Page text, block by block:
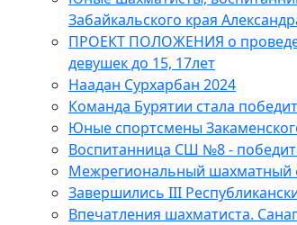
Забайкальского края
ПРОЕКТ ПОЛОЖЕНИЯ о
девушек до 15, 17лет
Наадан Сурхарбан 2024
Команда Бурятии стала
Юные спортсмены
Воспитанница СШ №8 -
Межрегиональный шахматный
Завершились III
Впечатления шахматиста.